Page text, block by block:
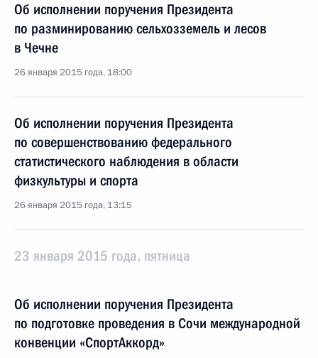
Об исполнении поручения Президента
по разминированию сельхозземель и лесов
в Чечне
26 января 2015 года, 18:00
Об исполнении поручения Президента
по совершенствованию федерального
статистического наблюдения в области
физкультуры и спорта
26 января 2015 года, 13:15
23 января 2015 года, пятница
Об исполнении поручения Президента
по подготовке проведения в Сочи международной
конвенции «СпортАккорд»